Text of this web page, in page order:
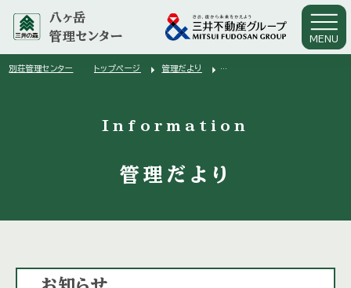
八ヶ岳
管理センター
MENU
別荘管理センター トップページ arrow_right 管理だより arrow_right
Information
管理だより